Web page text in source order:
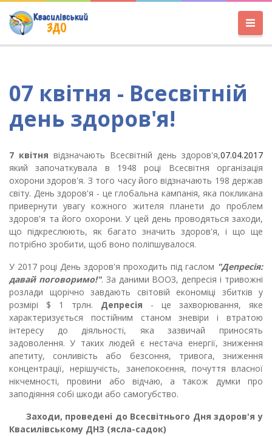
07 квітня - Всесвітній
день здоров'я!
07.04.2017
7 квітня відзначають Всесвітній день здоров'я,
який започаткувала в 1948 році Всесвітня організація
охорони здоров'я. З того часу його відзначають 198 держав
світу. День здоров'я - це глобальна кампанія, яка покликана
привернути увагу кожного жителя планети до проблем
здоров'я та його охорони. У цей день проводяться заходи,
що підкреслюють, як багато значить здоров'я, і що ще
потрібно зробити, щоб воно поліпшувалося.
У 2017 році День здоров'я проходить під гаслом "Депресія:
давай поговоримо!". За даними ВООЗ, депресія і тривожні
розлади щорічно завдають світовій економіці збитків у
розмірі $ 1 трлн. Депресія - це захворювання, яке
характеризується постійним станом зневіри і втратою
інтересу до діяльності, яка зазвичай приносять
задоволення. У таких людей є нестача енергії, зниження
апетиту, сонливість або безсоння, тривога, зниження
концентрації, нерішучість, занепокоєння, почуття власної
нікчемності, провини або відчаю, а також думки про
заподіяння собі шкоди або самогубство.
Заходи, проведені до Всесвітнього Дня здоров'я у
Квасилівському ДНЗ (ясла-садок)